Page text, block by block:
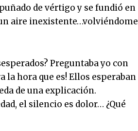
de vértigo y se fundió en
aire inexistente…volviéndome
Preguntaba yo con
la hora que es! Ellos esperaban
de una explicación.
el silencio es dolor… ¿Qué